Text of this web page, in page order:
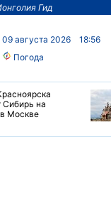
Гид
09 августа 2026
18:56
Погода
Сибирь на
Москве